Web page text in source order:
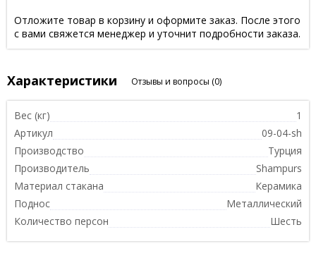
Отложите товар в корзину и оформите заказ. После этого
с вами свяжется менеджер и уточнит подробности заказа.
Характеристики Отзывы и вопросы (0)
Вес (кг)
1
Артикул
09-04-sh
Производство
Турция
Производитель
Shampurs
Материал стакана
Керамика
Поднос
Металлический
Количество персон
Шесть